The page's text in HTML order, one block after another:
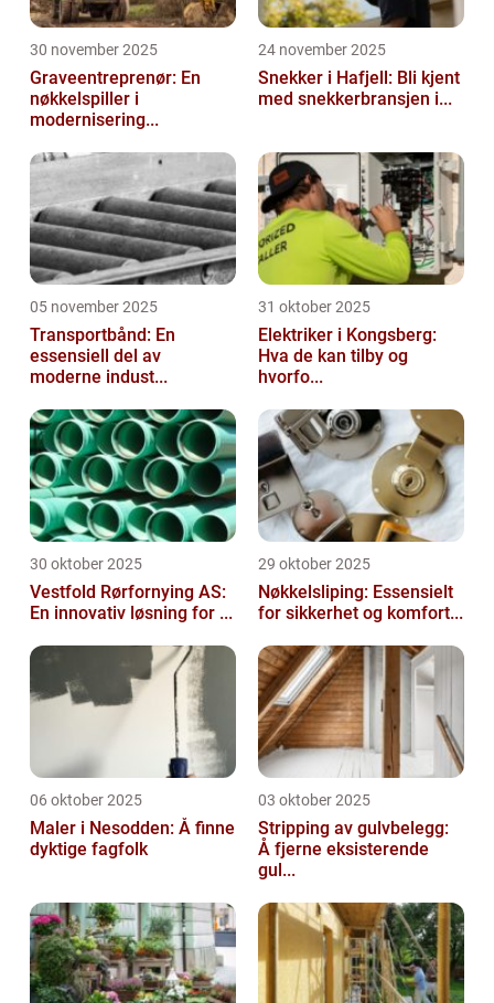
30 november 2025
Graveentreprenør: En
nøkkelspiller i
modernisering...
24 november 2025
Snekker i Hafjell: Bli kjent
med snekkerbransjen i...
05 november 2025
Transportbånd: En
essensiell del av
moderne indust...
31 oktober 2025
Elektriker i Kongsberg:
Hva de kan tilby og
hvorfo...
30 oktober 2025
Vestfold Rørfornying AS:
En innovativ løsning for ...
29 oktober 2025
Nøkkelsliping: Essensielt
for sikkerhet og komfort...
06 oktober 2025
Maler i Nesodden: Å finne
dyktige fagfolk
03 oktober 2025
Stripping av gulvbelegg:
Å fjerne eksisterende
gul...